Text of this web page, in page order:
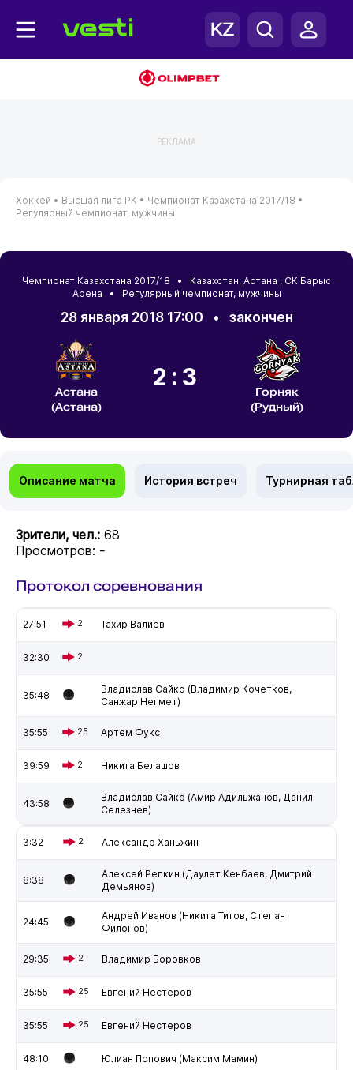
РЕКЛАМА
Хоккей • Высшая лига РК • Чемпионат Казахстана 2017/18 •
Регулярный чемпионат, мужчины
Чемпионат Казахстана 2017/18 • Казахстан, Астана , СК Барыс
Арена • Регулярный чемпионат, мужчины
28 января 2018 17:00 • закончен
Астана
(Астана)
2:3
Горняк
(Рудный)
Описание матча История встреч Турнирная
Зрители, чел.: 68
Просмотров: -
Протокол соревнования
27:51 2 Тахир Валиев
32:30 2
35:48
Владислав Сайко (Владимир Кочетков,
Санжар Негмет)
35:55 25 Артем Фукс
39:59 2 Никита Белашов
43:58
Владислав Сайко (Амир Адильжанов, Данил
Селезнев)
3:32 2 Александр Ханьжин
8:38
Алексей Репкин (Даулет Кенбаев, Дмитрий
Демьянов)
24:45
Андрей Иванов (Никита Титов, Степан
Филонов)
29:35 2 Владимир Боровков
35:55 25 Евгений Нестеров
35:55 25 Евгений Нестеров
48:10 Юлиан Попович (Максим Мамин)